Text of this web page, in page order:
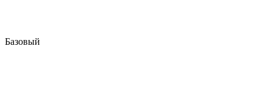
Базовый